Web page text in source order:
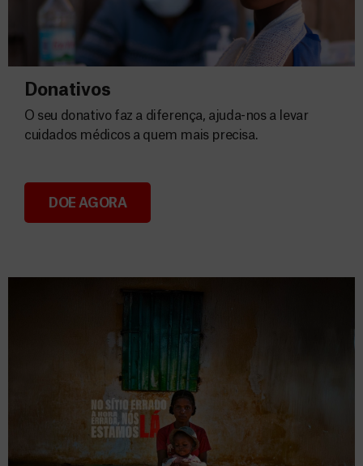
Donativos
Donativos
O seu donativo faz a diferença, ajuda-nos a levar
cuidados médicos a quem mais precisa.
DOE AGORA